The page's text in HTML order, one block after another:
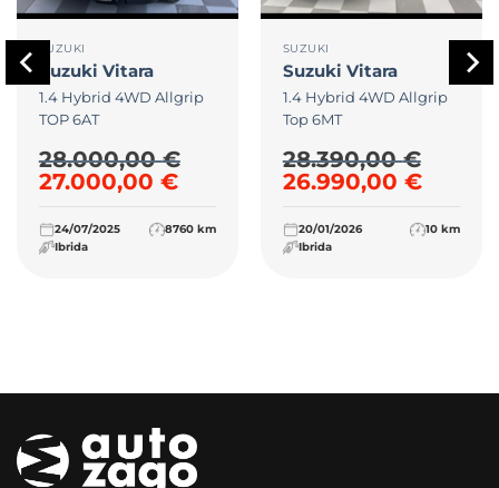
SUZUKI
Suzuki Vitara
1.4 Hybrid 4WD Allgrip
TOP 6AT
28.000,00€
Il prezzo originale era: 28.000,00 €.
27.000,00 €Il prezzo attuale è:
24/07/2025
8760 km
Ibrida
SUZUKI
Suzuki Vitara
1.4 Hybrid 4WD Allgrip
Top 6MT
28.390,00€
Il prezzo originale
26.990,00 €Il
20/01/2026
10 km
Ibrida
€.27.990,00 €.
attuale è: 26.690,00 €.